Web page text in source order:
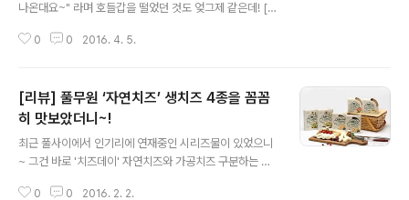
나온대요~" 라며 호들갑을 떨었던 것도 엊그제 같은데! [풀
종류가 더 늘었다고 하네요. 그 주인공은 바로 '체다 치즈'
그 치즈?! 네~ 딩동댕 맞아요. 하지만 일반적으로 많이 접
하시던 그 체다 치즈와 크게 다른 점은~ 일단은~ '자연치
즈'라는 점! '가공치즈'가 아닌 '자연치즈'로 야심차게 선보
인 풀무원 '자연치즈' 체다 치즈 시리즈들을 꼼꼼히 리뷰해
봤습니다~! 아마 리뷰를 보고 나면 당장~ 마트로 달려가고
싶어지실걸요? ^ ^ / [리뷰] 요리가 즐거워지는 풀무원 '자
0 0 2016. 4. 5.
[리뷰] 풀무원 ‘자연치즈’ 생치즈 4종을 꼼꼼
히 맛보았더니~!
최근 풀사이에서 인기리에 연재중인 시리즈물이 있었으니
~ 그건 바로 '치즈데이' 자연치즈와 가공치즈 구분하는 법,
0 0 2016. 2. 2.